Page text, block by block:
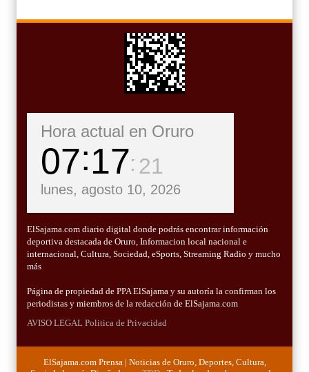
Hora actual en Oruro
07 17 22
lunes, agosto 10, 2026
ElSajama.com diario digital donde podrás encontrar información
deportiva destacada de Oruro, Informacion local nacional e
internacional, Cultura, Sociedad, eSports, Streaming Radio y mucho
más
Página de propiedad de PPA ElSajama y su autoría la confirman los
periodistas y miembros de la redacción de ElSajama.com
AVISO LEGAL Politica de Privacidad
ElSajama.com Prensa | Noticias de Oruro, Deportes, Cultura,